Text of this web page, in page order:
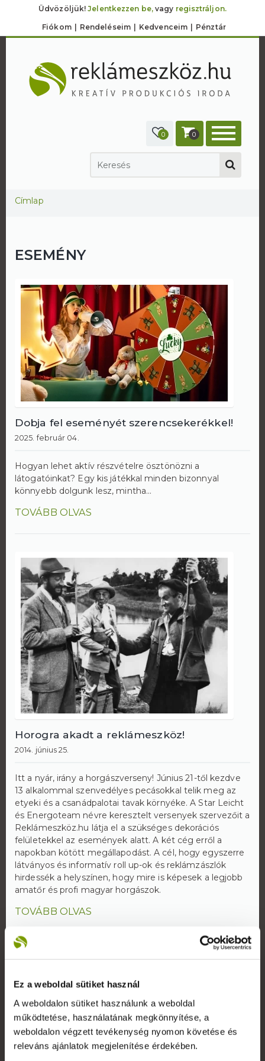
Ez a weboldal sütiket használ
A weboldalon sütiket használunk a weboldal
működtetése, használatának megkönnyítése, a
weboldalon végzett tevékenység nyomon követése és
releváns ajánlatok megjelenítése érdekében.
Üdvözöljük!Jelentkezzen be,vagy regisztráljon.
Fiókom Rendeléseim Kedvenceim Pénztár
0 0
Jelenlegi hely
Címlap
ESEMÉNY
Dobja fel eseményét szerencsekerékkel!
2025. február 04.
Hogyan lehet aktív részvételre ösztönözni a
látogatóinkat? Egy kis játékkal minden bizonnyal
könnyebb dolgunk lesz, mintha...
TOVÁBB OLVAS
Horogra akadt a reklámeszköz!
2014. június 25.
Itt a nyár, irány a horgászverseny! Június 21-től kezdve
13 alkalommal szenvedélyes pecásokkal telik meg az
etyeki és a csanádpalotai tavak környéke. A Star Leicht
és Energoteam névre keresztelt versenyek szervezőit a
Reklámeszköz.hu látja el a szükséges dekorációs
felületekkel az események alatt. A két cég erről a
napokban kötött megállapodást. A cél, hogy egyszerre
látványos és informatív roll up-ok és reklámzászlók
hirdessék a helyszínen, hogy mire is képesek a legjobb
amatőr és profi magyar horgászok.
TOVÁBB OLVAS
Rólunk
A Reklámeszköz.hu 2007-ben kifejezetten beltéri
display reklámok gyártására alakult vállalkozás. Saját